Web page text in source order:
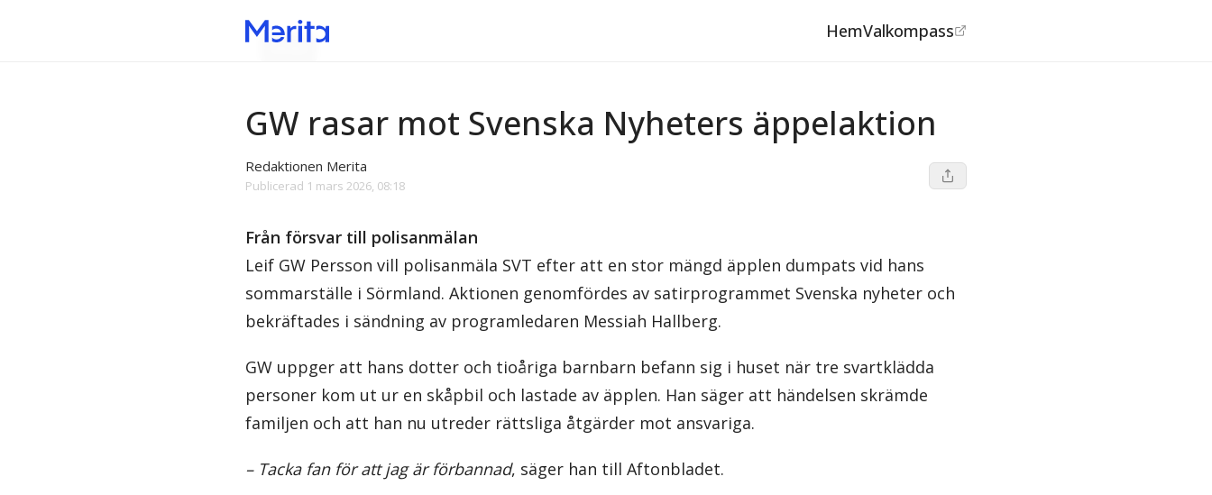
HemValkompass
Media
GW rasar mot Svenska Nyheters äppelaktion
Redaktionen Merita
Publicerad 1 mars 2026, 08:18
Från försvar till polisanmälan
Leif GW Persson vill polisanmäla SVT efter att en stor mängd äpplen dumpats vid hans
sommarställe i Sörmland. Aktionen genomfördes av satirprogrammet Svenska nyheter och
bekräftades i sändning av programledaren Messiah Hallberg.
GW uppger att hans dotter och tioåriga barnbarn befann sig i huset när tre svartklädda
personer kom ut ur en skåpbil och lastade av äpplen. Han säger att händelsen skrämde
familjen och att han nu utreder rättsliga åtgärder mot ansvariga.
– Tacka fan för att jag är förbannad, säger han till Aftonbladet.